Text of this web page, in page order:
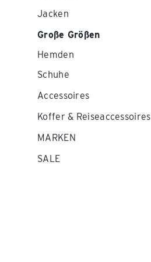
Jacken
Große Größen
Hemden
Schuhe
Accessoires
Koffer & Reiseaccessoires
MARKEN
SALE